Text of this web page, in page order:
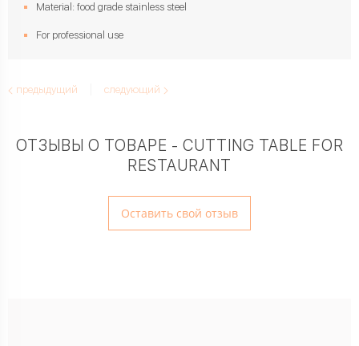
Material: food grade stainless steel
For professional use
предыдущий следующий
ОТЗЫВЫ О ТОВАРЕ - CUTTING TABLE FOR
RESTAURANT
Оставить свой отзыв